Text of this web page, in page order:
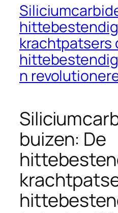
krachtpatsers
n
buizen: De